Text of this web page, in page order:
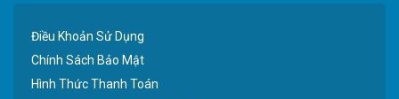
Điều Khoản Sử Dụng
Chính Sách Bảo Mật
Hình Thức Thanh Toán